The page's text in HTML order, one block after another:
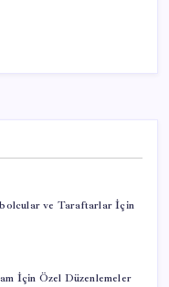
ve Taraftarlar İçin
İçin Özel Düzenlemeler